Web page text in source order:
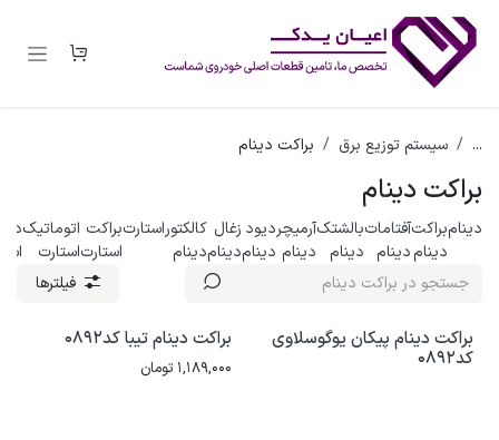
... سیستم توزیع برق براکت دینام
براکت دینام
دینامبراکت
دینام
آفتامات
دینام
بالشتک
دینام
آرمیچر
دینام
دیود
دینام
زغال
دینام
کالکتور
دینام
استارتبراکت
استارت
اتوماتیک
استارت
فیلترها
براکت دینام پیکان یوگوسلاوی
کد0892
براکت دینام تیبا کد0892
1,189,000 تومان